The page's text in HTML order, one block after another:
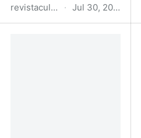
revistacultura.ro · Jul 30, 2026